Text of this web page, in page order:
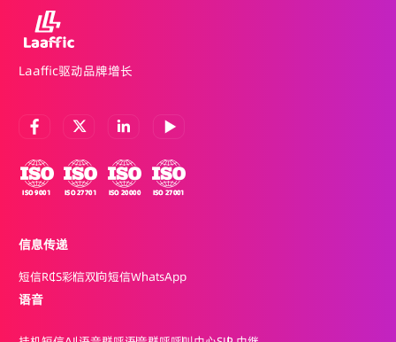
Laaffic驱动品牌增长
信息传递
短信RCS彩信双向短信WhatsApp
语音